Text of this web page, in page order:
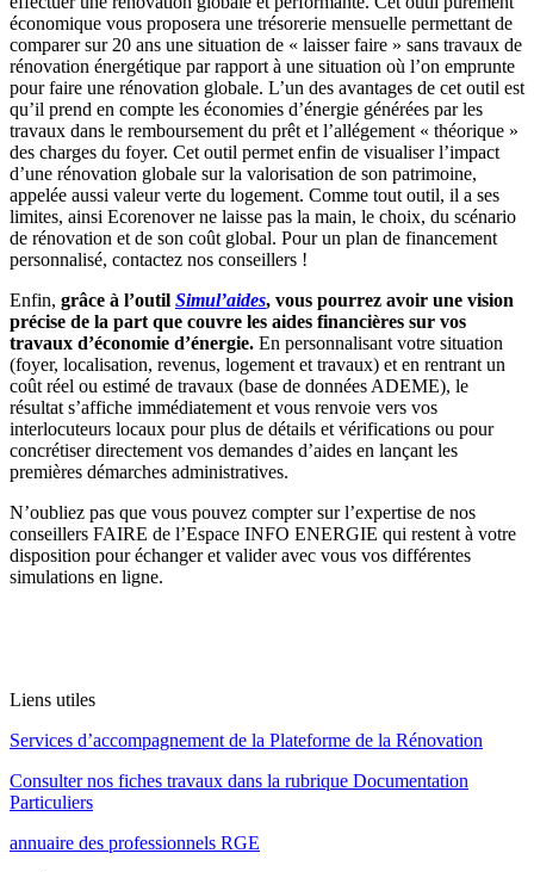
économique vous proposera une trésorerie mensuelle permettant de
comparer sur 20 ans une situation de « laisser faire » sans travaux de
rénovation énergétique par rapport à une situation où l’on emprunte
pour faire une rénovation globale. L’un des avantages de cet outil est
qu’il prend en compte les économies d’énergie générées par les
travaux dans le remboursement du prêt et l’allégement « théorique »
des charges du foyer. Cet outil permet enfin de visualiser l’impact
d’une rénovation globale sur la valorisation de son patrimoine,
appelée aussi valeur verte du logement. Comme tout outil, il a ses
limites, ainsi Ecorenover ne laisse pas la main, le choix, du scénario
de rénovation et de son coût global. Pour un plan de financement
personnalisé, contactez nos conseillers !
Enfin, grâce à l’outil Simul’aides, vous pourrez avoir une vision
précise de la part que couvre les aides financières sur vos
travaux d’économie d’énergie. En personnalisant votre situation
(foyer, localisation, revenus, logement et travaux) et en rentrant un
coût réel ou estimé de travaux (base de données ADEME), le
résultat s’affiche immédiatement et vous renvoie vers vos
interlocuteurs locaux pour plus de détails et vérifications ou pour
concrétiser directement vos demandes d’aides en lançant les
premières démarches administratives.
N’oubliez pas que vous pouvez compter sur l’expertise de nos
conseillers FAIRE de l’Espace INFO ENERGIE qui restent à votre
disposition pour échanger et valider avec vous vos différentes
simulations en ligne.
Liens utiles
Services d’accompagnement de la Plateforme de la Rénovation
Consulter nos fiches travaux dans la rubrique Documentation
Particuliers
annuaire des professionnels RGE